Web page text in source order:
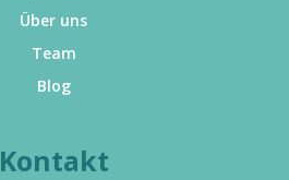
Über uns
Team
Blog
Kontakt